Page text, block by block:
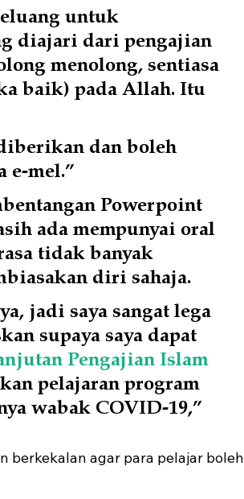
untuk
diajari dari pengajian
menolong, sentiasa
baik) pada Allah. Itu
dan boleh
e-mel.”
Powerpoint
ada mempunyai oral
tidak banyak
diri sahaja.
jadi saya sangat lega
supaya saya dapat
Pengajian Islam
pelajaran program
wabak COVID-19,”
berkekalan agar para pelajar